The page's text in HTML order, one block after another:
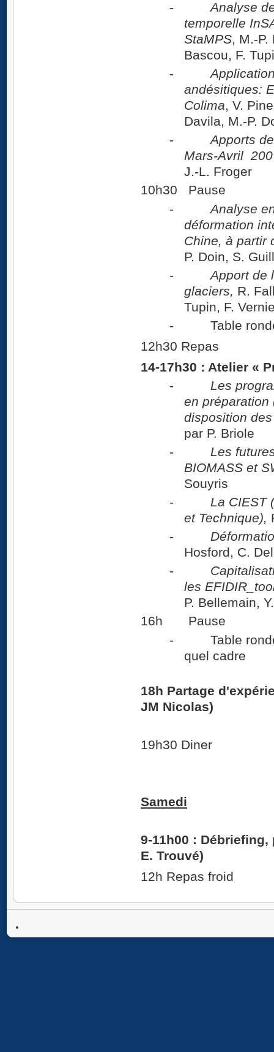
-Analyse
temporelle
StaMPS, M.-P.
Bascou, F.
-
andésitiques:
Colima, V.
Davila, M.-P.
-Apports
Mars-Avril
J.-L. Froger
10h30 Pause
-Analyse
déformation
Chine, à partir
P. Doin, S.
-Apport de
glaciers, R.
Tupin, F.
- Table
12h30 Repas
14-17h30 : Atelier «
- Les
en préparation
disposition
par P. Briole
- Les
BIOMASS et
Souyris
- La CIEST
et Technique),
-
Hosford, C.
-
les
P. Bellemain,
16h Pause
- Table ronde :
quel cadre
18h Partage
JM Nicolas)
19h30 Diner
Samedi
9-11h00 : Débriefing,
E. Trouvé)
12h Repas froid